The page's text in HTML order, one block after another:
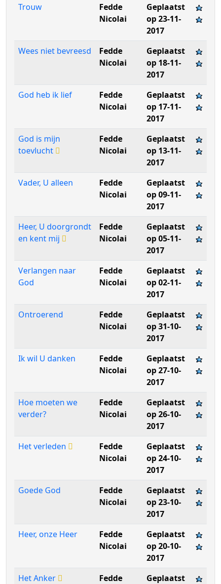
Trouw
Fedde
Nicolai
Geplaatst
op 23-11-
2017
Wees niet bevreesd
Fedde
Nicolai
Geplaatst
op 18-11-
2017
God heb ik lief
Fedde
Nicolai
Geplaatst
op 17-11-
2017
God is mijn
toevlucht
Fedde
Nicolai
Geplaatst
op 13-11-
2017
Vader, U alleen
Fedde
Nicolai
Geplaatst
op 09-11-
2017
Heer, U doorgrondt
en kent mij
Fedde
Nicolai
Geplaatst
op 05-11-
2017
Verlangen naar
God
Fedde
Nicolai
Geplaatst
op 02-11-
2017
Ontroerend
Fedde
Nicolai
Geplaatst
op 31-10-
2017
Ik wil U danken
Fedde
Nicolai
Geplaatst
op 27-10-
2017
Hoe moeten we
verder?
Fedde
Nicolai
Geplaatst
op 26-10-
2017
Het verleden
Fedde
Nicolai
Geplaatst
op 24-10-
2017
Goede God
Fedde
Nicolai
Geplaatst
op 23-10-
2017
Heer, onze Heer
Fedde
Nicolai
Geplaatst
op 20-10-
2017
Het Anker
Fedde
Geplaatst